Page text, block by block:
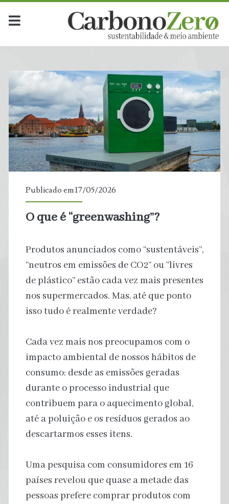
Publicado em 17/05/2026
O que é “greenwashing”?
Produtos anunciados como “sustentáveis”,
“neutros em emissões de CO2” ou “livres
de plástico” estão cada vez mais presentes
nos supermercados. Mas, até que ponto
isso tudo é realmente verdade?
Cada vez mais nos preocupamos com o
impacto ambiental de nossos hábitos de
consumo; desde as emissões geradas
durante o processo industrial que
contribuem para o aquecimento global,
até a poluição e os resíduos gerados ao
descartarmos esses itens.
Uma pesquisa com consumidores em 16
países revelou que quase a metade das
pessoas prefere comprar produtos com